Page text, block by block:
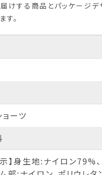
けする商品とパッケージデ
す。
ーツ
】身生地:ナイロン79%